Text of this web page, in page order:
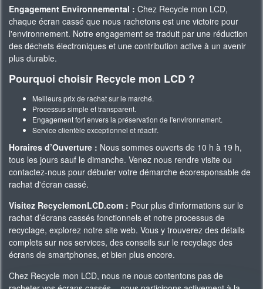
Engagement Environnemental : Chez Recycle mon LCD,
chaque écran cassé que nous rachetons est une victoire pour
l'environnement. Notre engagement se traduit par une réduction
des déchets électroniques et une contribution active à un avenir
plus durable.
Pourquoi choisir Recycle mon LCD ?
Meilleurs prix de rachat sur le marché.
Processus simple et transparent.
Engagement fort envers la préservation de l'environnement.
Service clientèle exceptionnel et réactif.
Horaires d’Ouverture : Nous sommes ouverts de 10 h à 19 h,
tous les jours sauf le dimanche. Venez nous rendre visite ou
contactez-nous pour débuter votre démarche écoresponsable de
rachat d'écran cassé.
Visitez RecyclemonLCD.com : Pour plus d'informations sur le
rachat d’écrans cassés fonctionnels et notre processus de
recyclage, explorez notre site web. Vous y trouverez des détails
complets sur nos services, des conseils sur le recyclage des
écrans de smartphones, et bien plus encore.
Chez Recycle mon LCD, nous ne nous contentons pas de